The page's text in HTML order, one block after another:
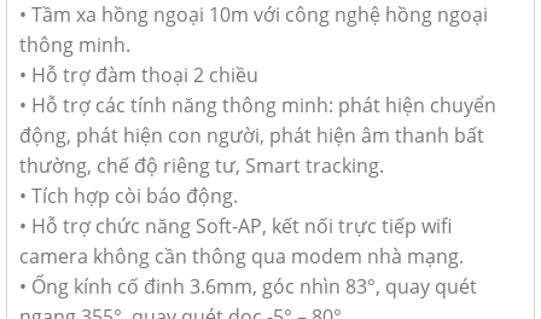
• Tầm xa hồng ngoại 10m với công nghệ hồng ngoại
thông minh.
• Hỗ trợ đàm thoại 2 chiều
• Hỗ trợ các tính năng thông minh: phát hiện chuyển
động, phát hiện con người, phát hiện âm thanh bất
thường, chế độ riêng tư, Smart tracking.
• Tích hợp còi báo động.
• Hỗ trợ chức năng Soft-AP, kết nối trực tiếp wifi
camera không cần thông qua modem nhà mạng.
• Ống kính cố đinh 3.6mm, góc nhìn 83°, quay quét